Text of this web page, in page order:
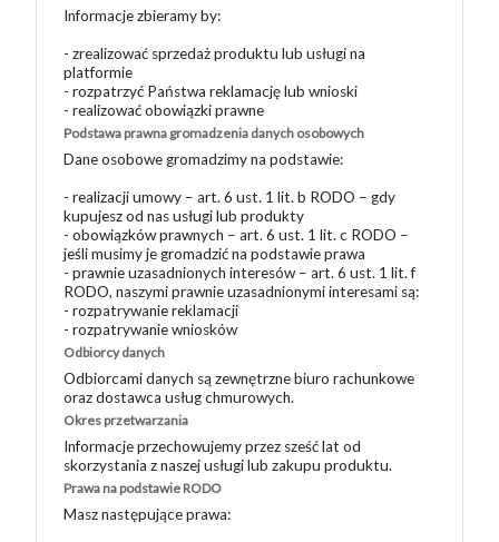
Informacje zbieramy by:
- zrealizować sprzedaż produktu lub usługi na
platformie
- rozpatrzyć Państwa reklamację lub wnioski
- realizować obowiązki prawne
Podstawa prawna gromadzenia danych osobowych
Dane osobowe gromadzimy na podstawie:
- realizacji umowy – art. 6 ust. 1 lit. b RODO – gdy
kupujesz od nas usługi lub produkty
- obowiązków prawnych – art. 6 ust. 1 lit. c RODO –
jeśli musimy je gromadzić na podstawie prawa
- prawnie uzasadnionych interesów – art. 6 ust. 1 lit. f
RODO, naszymi prawnie uzasadnionymi interesami są:
- rozpatrywanie reklamacji
- rozpatrywanie wniosków
Odbiorcy danych
Odbiorcami danych są zewnętrzne biuro rachunkowe
oraz dostawca usług chmurowych.
Okres przetwarzania
Informacje przechowujemy przez sześć lat od
skorzystania z naszej usługi lub zakupu produktu.
Prawa na podstawie RODO
Masz następujące prawa: